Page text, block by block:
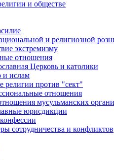
и обществе
и религиозной
экстремизму
отношения
Церковь и католики
и ислам
религии против "сект"
отношения
мусульманских
юрисдикции
сотрудничества и конфликтов